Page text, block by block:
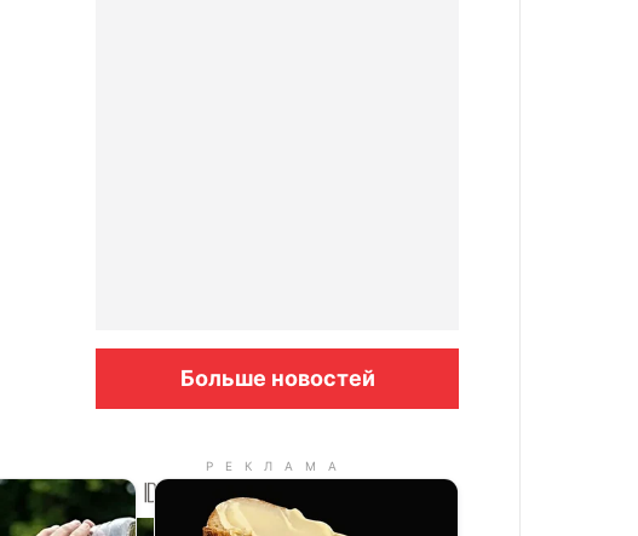
Больше новостей